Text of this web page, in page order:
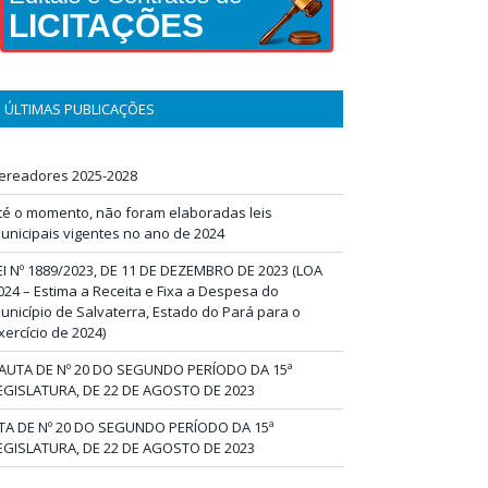
LICITAÇÕES
ÚLTIMAS PUBLICAÇÕES
2025-2028
o momento, não foram elaboradas leis
vigentes no ano de 2024
Nº 1889/2023, DE 11 DE DEZEMBRO DE 2023 (LOA
– Estima a Receita e Fixa a Despesa do
de Salvaterra, Estado do Pará para o
de 2024)
DE Nº 20 DO SEGUNDO PERÍODO DA 15ª
DE 22 DE AGOSTO DE 2023
DE Nº 20 DO SEGUNDO PERÍODO DA 15ª
DE 22 DE AGOSTO DE 2023